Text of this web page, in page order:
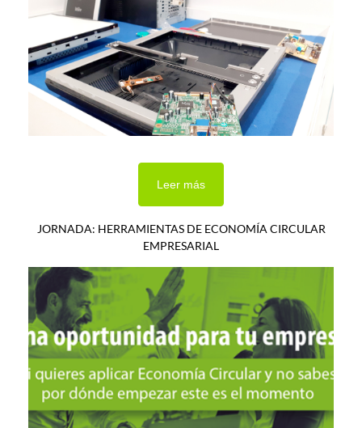
Leer más
JORNADA: HERRAMIENTAS DE ECONOMÍA CIRCULAR
EMPRESARIAL